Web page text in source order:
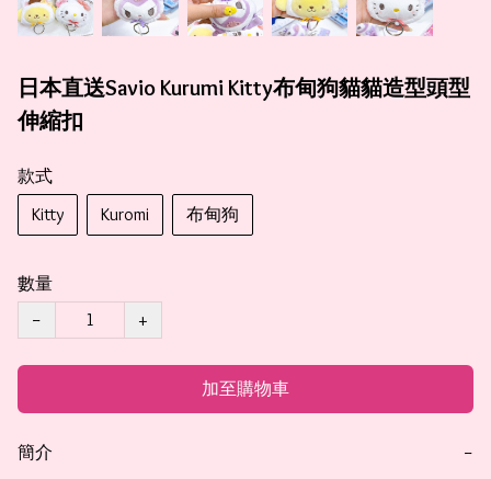
日本直送Savio Kurumi Kitty布甸狗貓貓造型頭型
伸縮扣
款式
Kitty
Kuromi 布甸狗
數量
−
+
加至購物車
簡介 −